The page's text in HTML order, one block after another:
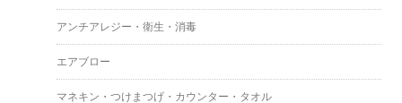
アンチアレジー・衛生・消毒
エアブロー
マネキン・つけまつげ・カウンター・タオル